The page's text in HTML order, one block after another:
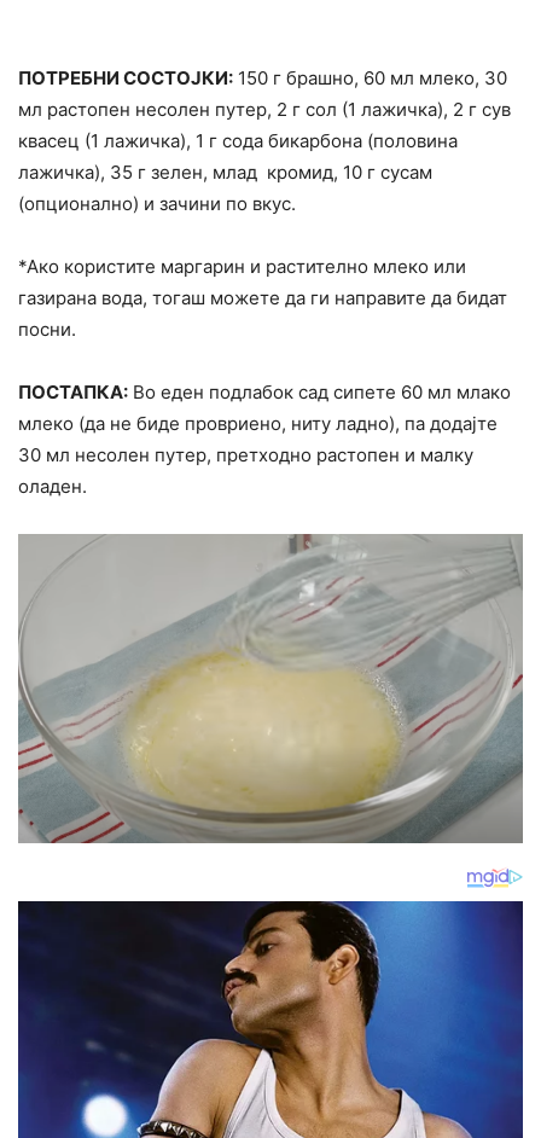
ПОТРЕБНИ СОСТОЈКИ: 150 г брашно, 60 мл млеко, 30
мл растопен несолен путер, 2 г сол (1 лажичка), 2 г сув
квасец (1 лажичка), 1 г сода бикарбона (половина
лажичка), 35 г зелен, млад кромид, 10 г сусам
(опционално) и зачини по вкус.
*Ако користите маргарин и растително млеко или
газирана вода, тогаш можете да ги направите да бидат
посни.
ПОСТАПКА: Во еден подлабок сад сипете 60 мл млако
млеко (да не биде провриено, ниту ладно), па додајте
30 мл несолен путер, претходно растопен и малку
оладен.